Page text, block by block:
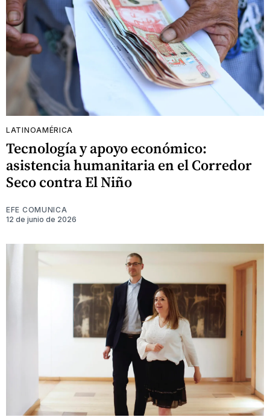
LATINOAMÉRICA
Tecnología y apoyo económico:
asistencia humanitaria en el Corredor
Seco contra El Niño
EFE COMUNICA
12 de junio de 2026